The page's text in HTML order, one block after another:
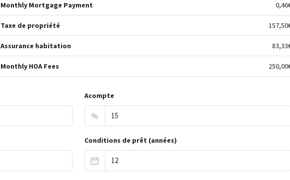
Monthly Mortgage Payment
Taxe de propriété
Assurance habitation
Monthly HOA Fees
Acompte
%
Conditions de prêt (années)